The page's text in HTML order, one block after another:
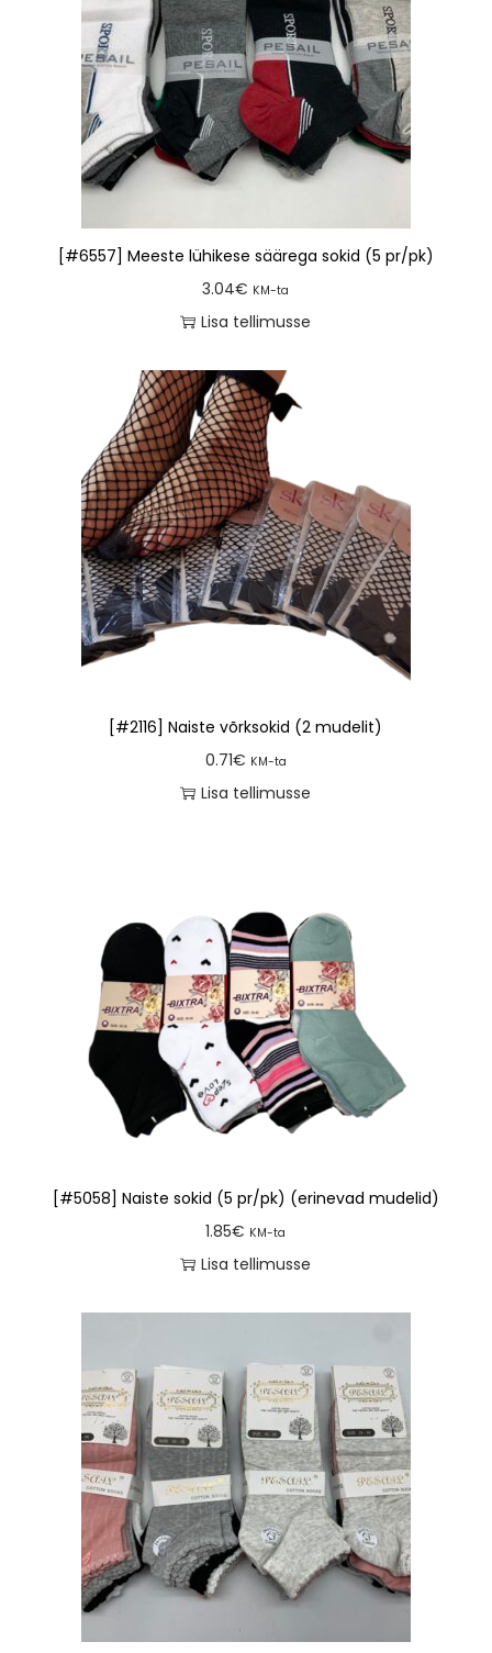
[#6557] Meeste lühikese säärega sokid (5 pr/pk)
3.04€ KM-ta
Lisa tellimusse
[#2116] Naiste võrksokid (2 mudelit)
0.71€ KM-ta
Lisa tellimusse
[#5058] Naiste sokid (5 pr/pk) (erinevad mudelid)
1.85€ KM-ta
Lisa tellimusse